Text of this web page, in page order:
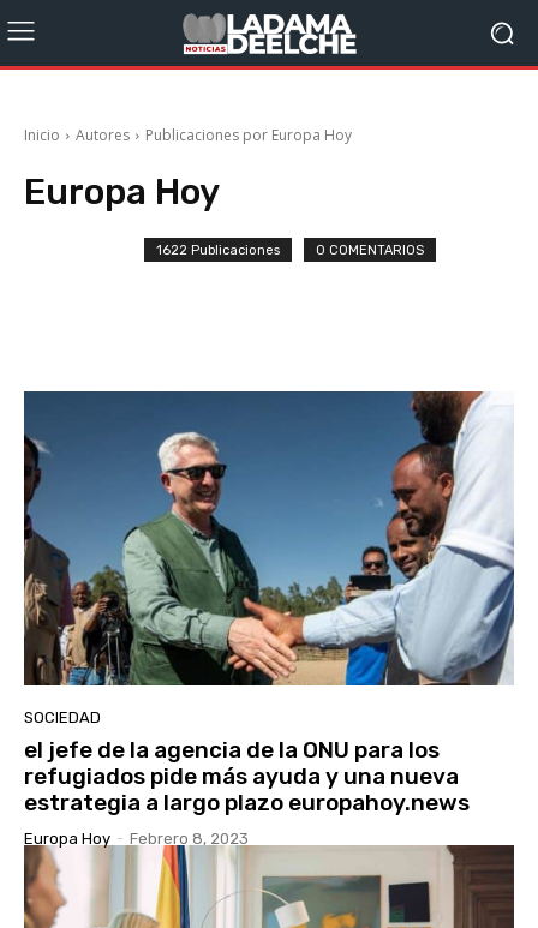
Inicio Autores Publicaciones por Europa Hoy
Europa Hoy
1622 Publicaciones 0 COMENTARIOS
SOCIEDAD
el jefe de la agencia de la ONU para los
refugiados pide más ayuda y una nueva
estrategia a largo plazo europahoy.news
Europa Hoy - Febrero 8, 2023